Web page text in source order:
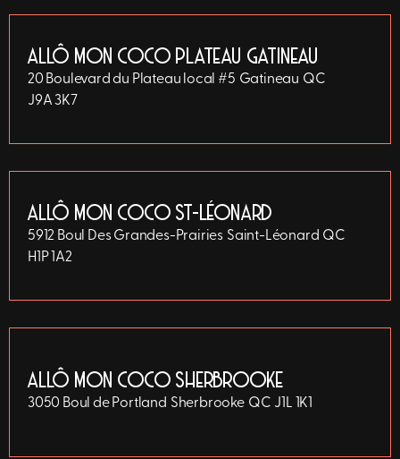
ALLÔ MON COCO PLATEAU GATINEAU
20 Boulevard du Plateau local #5 Gatineau QC
J9A 3K7
ALLÔ MON COCO ST-LÉONARD
5912 Boul Des Grandes-Prairies Saint-Léonard QC
H1P 1A2
ALLÔ MON COCO SHERBROOKE
3050 Boul de Portland Sherbrooke QC J1L 1K1